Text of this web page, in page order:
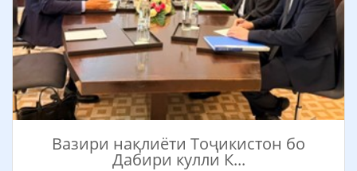
Вазири нақлиёти Тоҷикистон бо
Дабири кулли К...